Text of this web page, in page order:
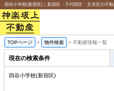
四谷小学校(新宿区)｜新宿区・千代田区・文京区の不
TOPページ > 物件検索 > 不動産情報一覧
現在の検索条件
四谷小学校(新宿区)